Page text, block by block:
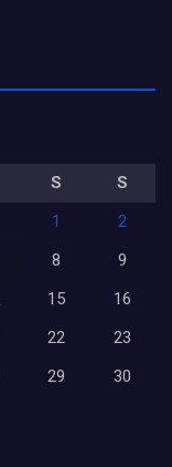
S
S
1
2
8
9
15
16
22
23
29
30